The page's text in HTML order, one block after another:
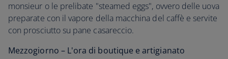
monsieur o le prelibate "steamed eggs", ovvero delle uova
preparate con il vapore della macchina del caffè e servite
con prosciutto su pane casareccio.
Mezzogiorno – L'ora di boutique e artigianato